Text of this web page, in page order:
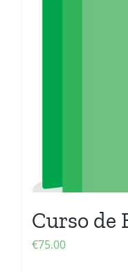
Curso de
€75.00